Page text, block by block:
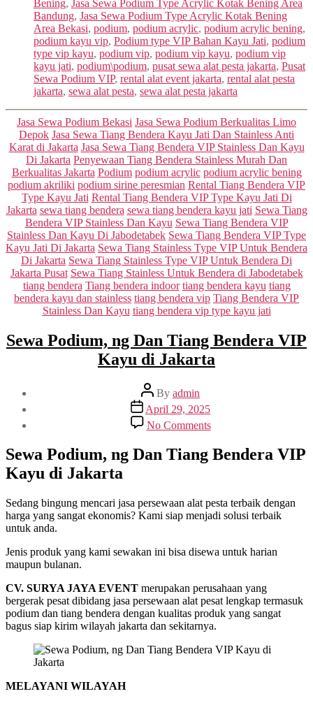
Bening, Jasa Sewa Podium Type Acrylic Kotak Bening Area
Bandung, Jasa Sewa Podium Type Acrylic Kotak Bening
Area Bekasi, podium, podium acrylic, podium acrylic bening,
podium kayu vip, Podium type VIP Bahan Kayu Jati, podium
type vip kayu, podium vip, podium vip kayu, podium vip
kayu jati, podium\podium, pusat sewa alat pesta jakarta, Pusat
Sewa Podium VIP, rental alat event jakarta, rental alat pesta
jakarta, sewa alat pesta, sewa alat pesta jakarta
Categories
Jasa Sewa Podium Bekasi Jasa Sewa Podium Berkualitas Limo
Depok Jasa Sewa Tiang Bendera Kayu Jati Dan Stainless Anti
Karat di Jakarta Jasa Sewa Tiang Bendera VIP Stainless Dan Kayu
Di Jakarta Penyewaan Tiang Bendera Stainless Murah Dan
Berkualitas Jakarta Podium podium acrylic podium acrylic bening
podium akriliki podium sirine peresmian Rental Tiang Bendera VIP
Type Kayu Jati Rental Tiang Bendera VIP Type Kayu Jati Di
Jakarta sewa tiang bendera sewa tiang bendera kayu jati Sewa Tiang
Bendera VIP Stainless Dan Kayu Sewa Tiang Bendera VIP
Stainless Dan Kayu Di Jabodetabek Sewa Tiang Bendera VIP Type
Kayu Jati Di Jakarta Sewa Tiang Stainless Type VIP Untuk Bendera
Di Jakarta Sewa Tiang Stainless Type VIP Untuk Bendera Di
Jakarta Pusat Sewa Tiang Stainless Untuk Bendera di Jabodetabek
tiang bendera Tiang bendera indoor tiang bendera kayu tiang
bendera kayu dan stainless tiang bendera vip Tiang Bendera VIP
Stainless Dan Kayu tiang bendera vip type kayu jati
Sewa Podium, ng Dan Tiang Bendera VIP
Kayu di Jakarta
Post
author
By admin
Post
date
April 29, 2025
No Commentson
Sewa
Podium,
ng
Bendera
VIP
Kayu
Jakarta
Sewa Podium, ng Dan Tiang Bendera VIP
Kayu di Jakarta
Sedang bingung mencari jasa persewaan alat pesta terbaik dengan
harga yang sangat ekonomis? Kami siap menjadi solusi terbaik
untuk anda.
Jenis produk yang kami sewakan ini bisa disewa untuk harian
maupun bulanan.
CV. SURYA JAYA EVENT merupakan perusahaan yang
bergerak pesat dibidang jasa persewaan alat pesat lengkap termasuk
podium dan tiang bendera dengan kualitas produk yang sangat
bagus siap kirim wilayah jakarta dan sekitarnya.
MELAYANI WILAYAH